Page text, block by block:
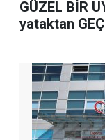
GÜZEL BİR
yataktan